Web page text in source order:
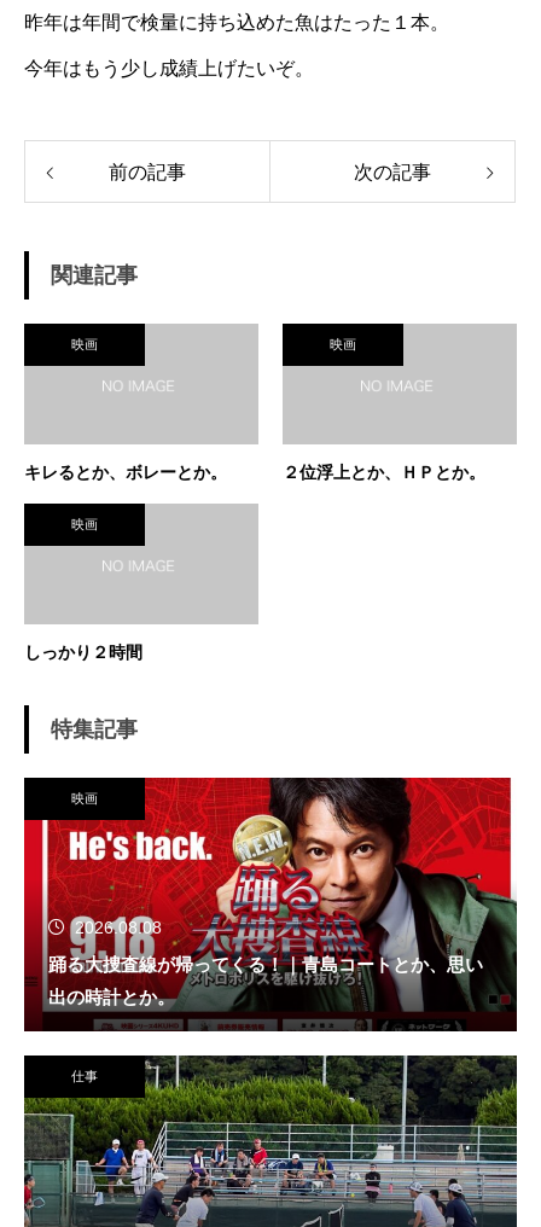
昨年は年間で検量に持ち込めた魚はたった１本。
今年はもう少し成績上げたいぞ。
前の記事 次の記事
関連記事
映画
キレるとか、ボレーとか。
映画
２位浮上とか、ＨＰとか。
映画
しっかり２時間
特集記事
映画
2026.08.08
踊る大捜査線が帰ってくる！｜青島コートとか、思い
出の時計とか。
仕事